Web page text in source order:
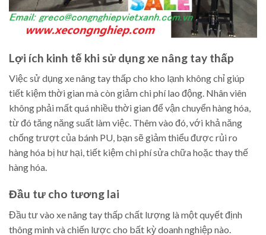
Lợi ích kinh tế khi sử dụng xe nâng tay thấp
Việc sử dụng xe nâng tay thấp cho kho lạnh không chỉ giúp
tiết kiệm thời gian mà còn giảm chi phí lao động. Nhân viên
không phải mất quá nhiều thời gian để vận chuyển hàng hóa,
từ đó tăng năng suất làm việc. Thêm vào đó, với khả năng
chống trượt của bánh PU, bạn sẽ giảm thiểu được rủi ro
hàng hóa bị hư hại, tiết kiệm chi phí sửa chữa hoặc thay thế
hàng hóa.
Đầu tư cho tương lai
Đầu tư vào xe nâng tay thấp chất lượng là một quyết định
thông minh và chiến lược cho bất kỳ doanh nghiệp nào.